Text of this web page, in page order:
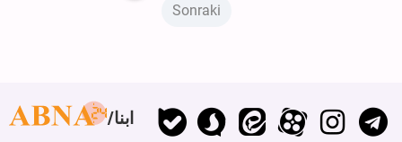
Sonraki
ابنا